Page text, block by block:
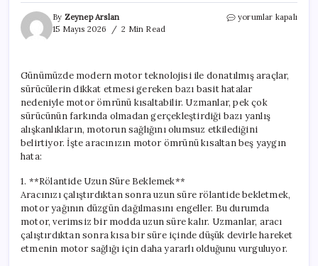
By Zeynep Arslan
15 Mayıs 2026
2 Min Read
Araç
Yaygın
Hata
için
yorumlar kapalı
Günümüzde modern motor teknolojisi ile donatılmış araçlar,
sürücülerin dikkat etmesi gereken bazı basit hatalar
nedeniyle motor ömrünü kısaltabilir. Uzmanlar, pek çok
sürücünün farkında olmadan gerçekleştirdiği bazı yanlış
alışkanlıkların, motorun sağlığını olumsuz etkilediğini
belirtiyor. İşte aracınızın motor ömrünü kısaltan beş yaygın
hata:
1. **Rölantide Uzun Süre Beklemek**
Aracınızı çalıştırdıktan sonra uzun süre rölantide bekletmek,
motor yağının düzgün dağılmasını engeller. Bu durumda
motor, verimsiz bir modda uzun süre kalır. Uzmanlar, aracı
çalıştırdıktan sonra kısa bir süre içinde düşük devirle hareket
etmenin motor sağlığı için daha yararlı olduğunu vurguluyor.